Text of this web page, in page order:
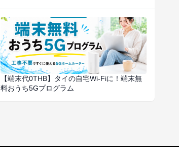
【端末代0THB】タイの自宅Wi-Fiに！端末無
料おうち5Gプログラム